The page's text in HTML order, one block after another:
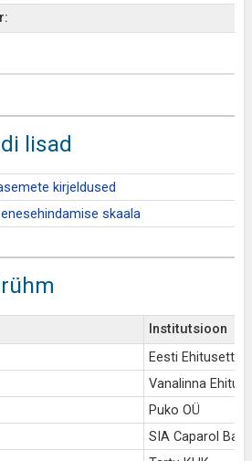
lisad
kirjeldused
skaala
Institutsioon
Eesti
Vanalinna Ehitus
Puko OÜ
SIA Caparol